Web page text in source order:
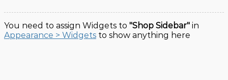
You need to assign Widgets to "Shop Sidebar" in
Appearance > Widgets to show anything here